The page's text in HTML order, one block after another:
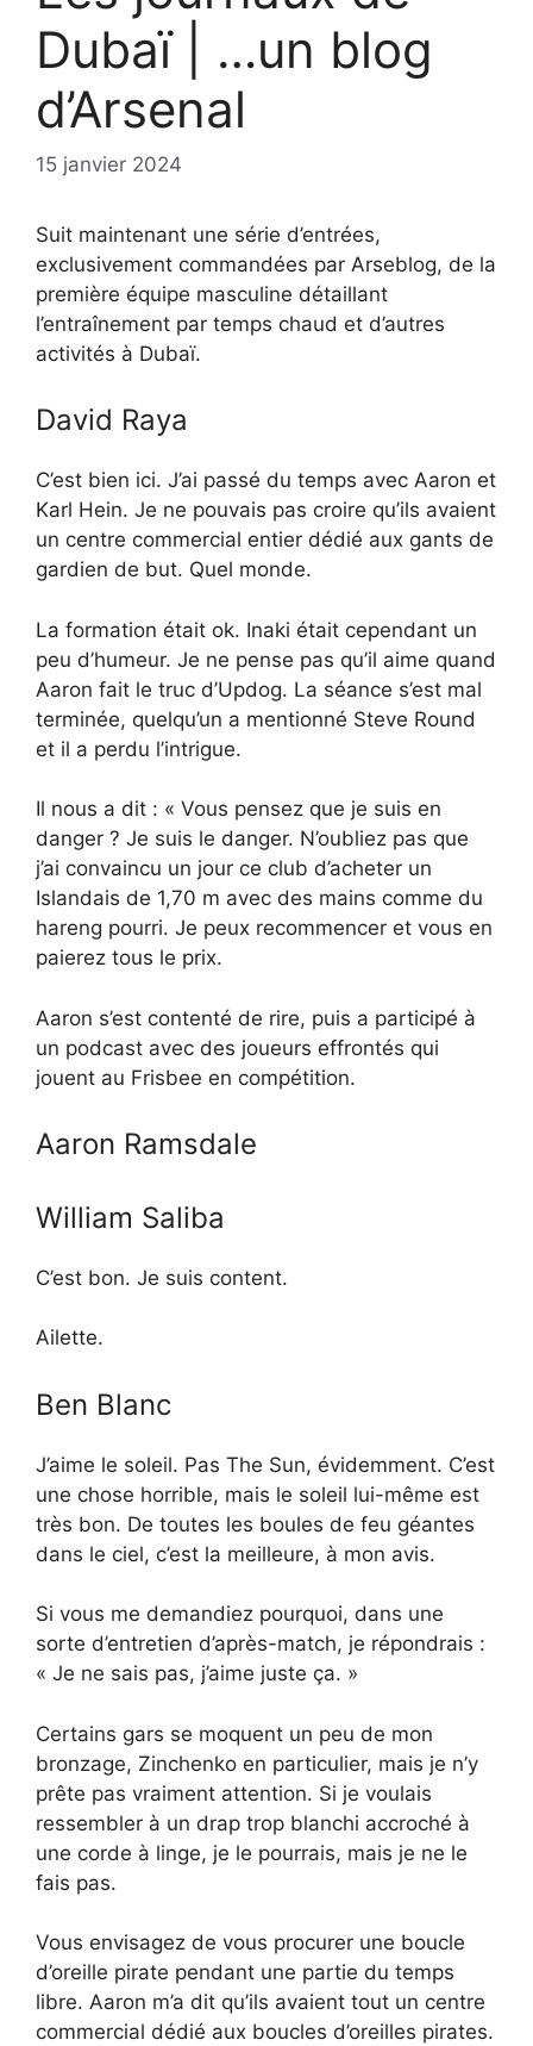
Dubaï | …un blog
d’Arsenal
15 janvier 2024
Suit maintenant une série d’entrées,
exclusivement commandées par Arseblog, de la
première équipe masculine détaillant
l’entraînement par temps chaud et d’autres
activités à Dubaï.
David Raya
C’est bien ici. J’ai passé du temps avec Aaron et
Karl Hein. Je ne pouvais pas croire qu’ils avaient
un centre commercial entier dédié aux gants de
gardien de but. Quel monde.
La formation était ok. Inaki était cependant un
peu d’humeur. Je ne pense pas qu’il aime quand
Aaron fait le truc d’Updog. La séance s’est mal
terminée, quelqu’un a mentionné Steve Round
et il a perdu l’intrigue.
Il nous a dit : « Vous pensez que je suis en
danger ? Je suis le danger. N’oubliez pas que
j’ai convaincu un jour ce club d’acheter un
Islandais de 1,70 m avec des mains comme du
hareng pourri. Je peux recommencer et vous en
paierez tous le prix.
Aaron s’est contenté de rire, puis a participé à
un podcast avec des joueurs effrontés qui
jouent au Frisbee en compétition.
Aaron Ramsdale
William Saliba
C’est bon. Je suis content.
Ailette.
Ben Blanc
J’aime le soleil. Pas The Sun, évidemment. C’est
une chose horrible, mais le soleil lui-même est
très bon. De toutes les boules de feu géantes
dans le ciel, c’est la meilleure, à mon avis.
Si vous me demandiez pourquoi, dans une
sorte d’entretien d’après-match, je répondrais :
« Je ne sais pas, j’aime juste ça. »
Certains gars se moquent un peu de mon
bronzage, Zinchenko en particulier, mais je n’y
prête pas vraiment attention. Si je voulais
ressembler à un drap trop blanchi accroché à
une corde à linge, je le pourrais, mais je ne le
fais pas.
Vous envisagez de vous procurer une boucle
d’oreille pirate pendant une partie du temps
libre. Aaron m’a dit qu’ils avaient tout un centre
commercial dédié aux boucles d’oreilles pirates.